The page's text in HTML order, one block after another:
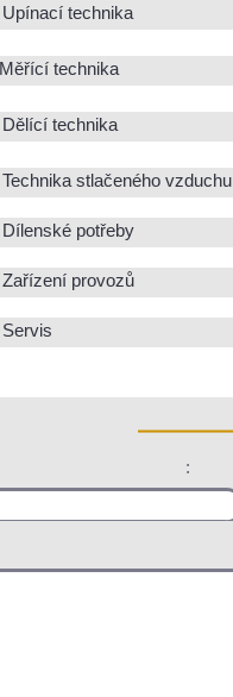
Upínací technika
Měřící technika
Dělící technika
Technika stlačeného vzduchu
Dílenské potřeby
Zařízení provozů
Servis
: